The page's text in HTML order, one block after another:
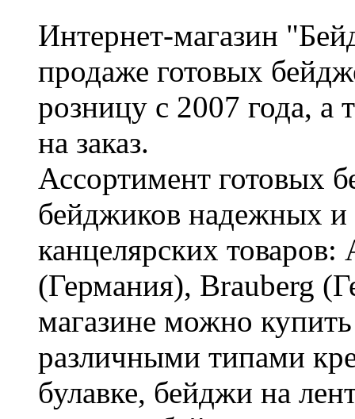
Интернет-магазин
продаже готовых
розницу с 2007 года, а
на заказ.
Ассортимент готовых
бейджиков надежных и
канцелярских
(Германия), Brauberg
магазине можно
различными типами
булавке, бейджи на